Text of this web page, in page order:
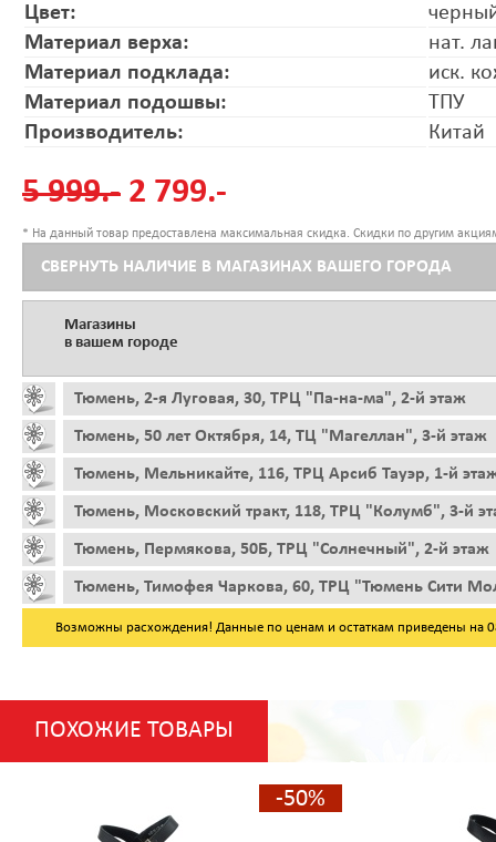
Цвет:
Материал верха:
нат.
Материал подклада:
иск.
Материал подошвы:
ТПУ
Производитель:
Китай
5 999.- 2 799.-
* На данный товар предоставлена максимальная скидка. Скидки по другим
СВЕРНУТЬ НАЛИЧИЕ В МАГАЗИНАХ ВАШЕГО ГОРОДА
Магазины
в вашем городе
Тюмень, 2-я Луговая, 30, ТРЦ "Па-на-ма", 2-й этаж
Тюмень, 50 лет Октября, 14, ТЦ "Магеллан", 3-й этаж
Тюмень, Мельникайте, 116, ТРЦ Арсиб Тауэр, 1-й
Тюмень, Московский тракт, 118, ТРЦ "Колумб", 3-й
Тюмень, Пермякова, 50Б, ТРЦ "Солнечный", 2-й этаж
Тюмень, Тимофея Чаркова, 60, ТРЦ "Тюмень Сити
Возможны расхождения! Данные по ценам и остаткам приведены на
ПОХОЖИЕ ТОВАРЫ
-50%